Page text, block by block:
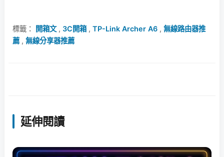
標籤： 開箱文, 3C開箱, TP-Link Archer A6 , 無線路由器推
薦, 無線分享器推薦
延伸閱讀